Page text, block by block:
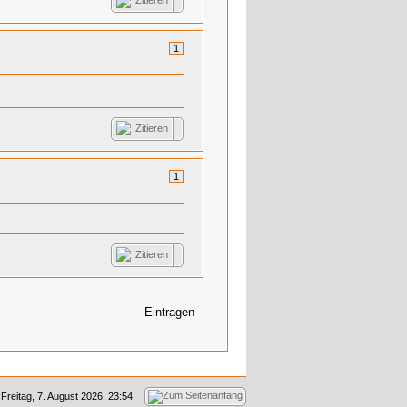
1
Zitieren
1
Zitieren
Eintragen
Freitag, 7. August 2026, 23:54